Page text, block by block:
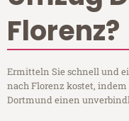
Florenz?
Ermitteln Sie schnell und
nach Florenz kostet,
Dortmund einen